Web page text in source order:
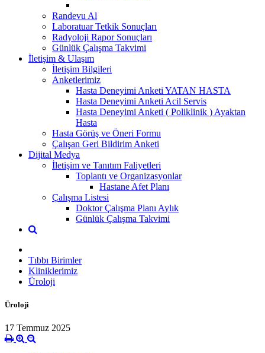
Randevu Al
Laboratuar Tetkik Sonuçları
Radyoloji Rapor Sonuçları
Günlük Çalışma Takvimi
İletişim & Ulaşım
İletişim Bilgileri
Anketlerimiz
Hasta Deneyimi Anketi YATAN HASTA
Hasta Deneyimi Anketi Acil Servis
Hasta Deneyimi Anketi ( Poliklinik ) Ayaktan
Hasta
Hasta Görüş ve Öneri Formu
Çalışan Geri Bildirim Anketi
Dijital Medya
İletişim ve Tanıtım Faliyetleri
Toplantı ve Organizasyonlar
Hastane Afet Planı
Çalışma Listesi
Doktor Çalışma Planı Aylık
Günlük Çalışma Takvimi
Tıbbı Birimler
Kliniklerimiz
Üroloji
Üroloji
17 Temmuz 2025